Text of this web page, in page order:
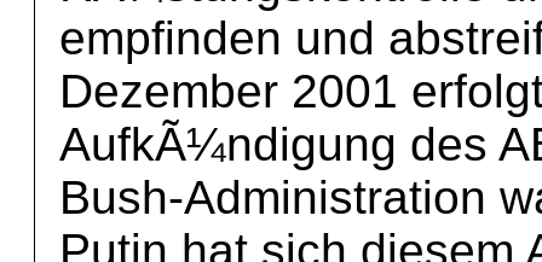
empfinden und
Dezember 2001
AufkÃ¼ndigung des
Bush-Administration
Putin hat sich diesem